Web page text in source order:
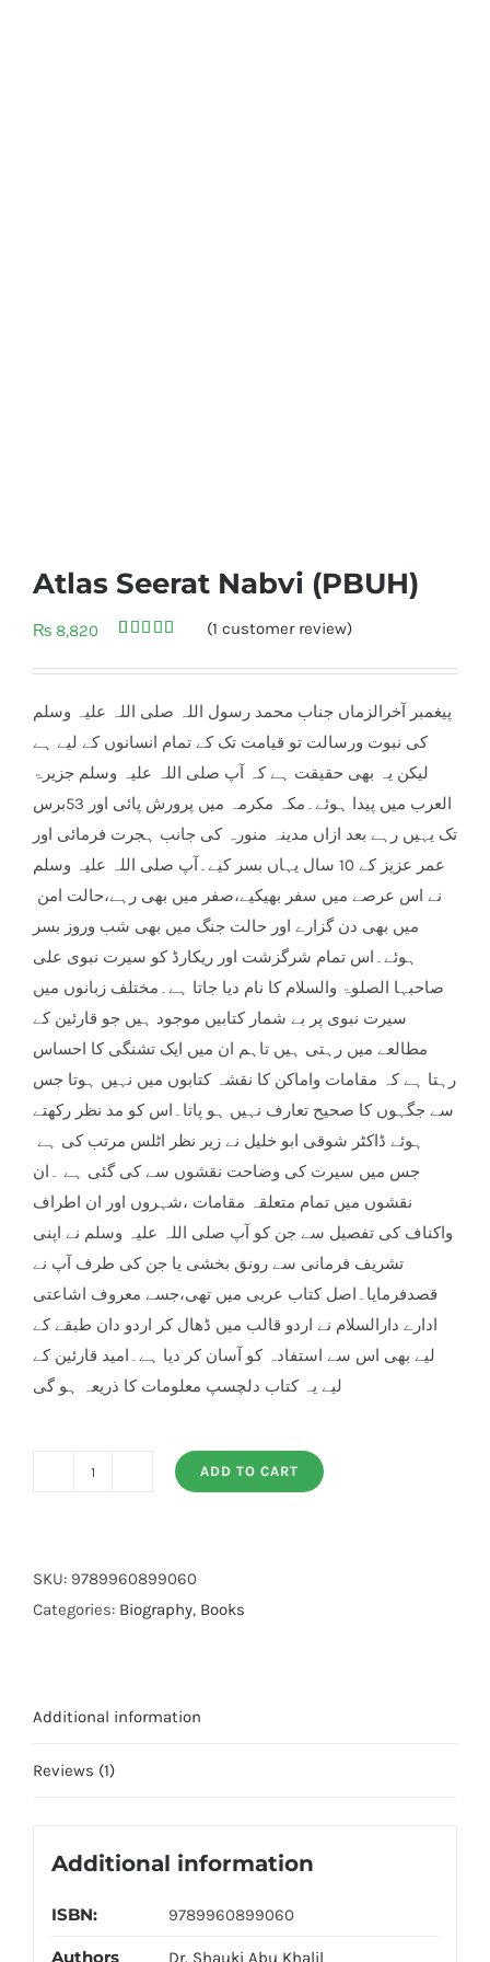
Atlas Seerat Nabvi (PBUH)
₨ 8,820
out of 5
customer
rating
(1 customer review)
پیغمبر آخرالزماں جناب محمد رسول اللہ صلی اللہ علیہ وسلم
کی نبوت ورسالت تو قیامت تک کے تمام انسانوں کے لیے ہے
لیکن یہ بھی حقیقت ہے کہ آپ صلی اللہ علیہ وسلم جزیرۃ
العرب میں پیدا ہوئے۔مکہ مکرمہ میں پرورش پائی اور 53برس
تک یہیں رہے بعد ازاں مدینہ منورہ کی جانب ہجرت فرمائی اور
عمر عزیز کے 10 سال یہاں بسر کیے۔آپ صلی اللہ علیہ وسلم
نے اس عرصے میں سفر بھیکیے،صفر میں بھی رہے،حالت امن
میں بھی دن گزارے اور حالت جنگ میں بھی شب وروز بسر
ہوئے۔اس تمام شرگزشت اور ریکارڈ کو سیرت نبوی علی
صاحبہا الصلوۃ والسلام کا نام دیا جاتا ہے۔مختلف زبانوں میں
سیرت نبوی پر بے شمار کتابیں موجود ہیں جو قارئین کے
مطالعے میں رہتی ہیں تاہم ان میں ایک تشنگی کا احساس
رہتا ہے کہ مقامات واماکن کا نقشہ کتابوں میں نہیں ہوتا جس
سے جگہوں کا صحیح تعارف نہیں ہو پاتا۔اس کو مد نظر رکھتے
ہوئے ڈاکٹر شوقی ابو خلیل نے زیر نظر اٹلس مرتب کی ہے
جس میں سیرت کی وضاحت نقشوں سے کی گئی ہے ۔ان
نقشوں میں تمام متعلقہ مقامات ،شہروں اور ان اطراف
واکناف کی تفصیل سے جن کو آپ صلی اللہ علیہ وسلم نے اپنی
تشریف فرمانی سے رونق بخشی یا جن کی طرف آپ نے
قصدفرمایا۔اصل کتاب عربی میں تھی،جسے معروف اشاعتی
ادارے دارالسلام نے اردو قالب میں ڈھال کر اردو دان طبقے کے
لیے بھی اس سے استفادہ کو آسان کر دیا ہے۔امید قارئین کے
لیے یہ کتاب دلچسپ معلومات کا ذریعہ ہو گی
(PBUH)
quantity
ADD TO CART
SKU: 9789960899060
Categories: Biography, Books
Additional information
Reviews (1)
Additional information
ISBN: 9789960899060
Authors Dr. Shauki Abu Khalil